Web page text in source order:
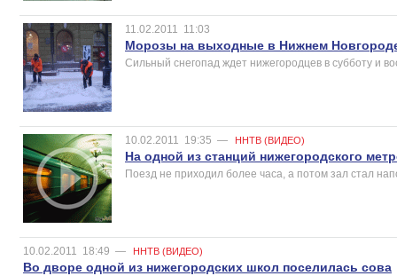
11.02.2011 11:03
Морозы на выходные в Нижнем
Сильный снегопад ждет нижегородцев в субботу и
10.02.2011 19:35 — ННТВ (ВИДЕО)
На одной из станций нижегородского
Поезд не приходил более часа, а потом зал стал
10.02.2011 18:49 — ННТВ (ВИДЕО)
Во дворе одной из нижегородских школ поселилась сова